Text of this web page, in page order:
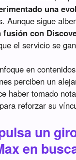
una
Aunque sigue
fusión con
el servicio se
en
perciben un
haber tomado
para reforzar su
un
en